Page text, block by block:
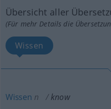
Übersicht aller
(Für mehr Details die
Wissen
Wissen n know